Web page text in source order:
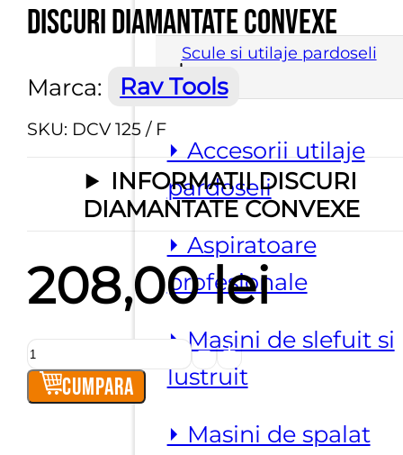
Scule si utilaje pardoseli
⏵ Accesorii utilaje
pardoseli
⏵ Aspiratoare
profesionale
⏵ Masini de slefuit si
lustruit
⏵ Masini de spalat
Discuri diamantate convexe
Marca: Rav Tools
SKU: DCV 125 / F
INFORMATII DISCURI
DIAMANTATE CONVEXE
208,00lei
Cantitate
Discuri
diamantate
Cumpara